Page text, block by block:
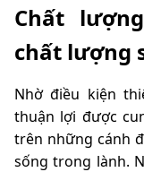
Chất
chất lượng
Nhờ điều kiện
thuận lợi được
trên những cánh
sống trong lành.